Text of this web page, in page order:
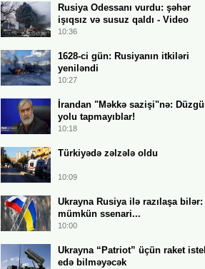
Rusiya Odessanı vurdu: şəhər
işıqsız və susuz qaldı - Video
10:36
1628-ci gün: Rusiyanın itkiləri
yeniləndi
10:27
İrandan "Məkkə sazişi"nə:
yolu tapmayıblar!
10:18
Türkiyədə zəlzələ oldu
10:09
Ukrayna Rusiya ilə razılaşa bilər:
mümkün ssenari...
10:00
Ukrayna “Patriot” üçün raket
edə bilməyəcək